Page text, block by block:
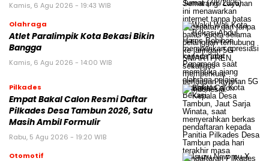
Kamis, 6 Agu 2026 - 19:43 WIB
Olahraga
Atlet Paralimpik Kota Bekasi Bikin
Bangga
Kamis, 6 Agu 2026 - 14:00 WIB
Pilkades
Empat Bakal Calon Resmi Daftar
Pilkades Desa Tambun 2026, Satu
Masih Ambil Formulir
Rabu, 5 Agu 2026 - 19:20 WIB
Otomotif